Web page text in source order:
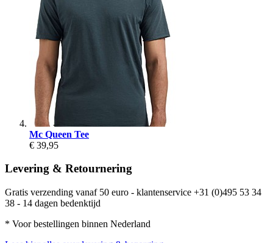
Mc Queen Tee
€ 39,95
Levering & Retournering
Gratis verzending vanaf 50 euro - klantenservice +31 (0)495 53 34
38 - 14 dagen bedenktijd
* Voor bestellingen binnen Nederland